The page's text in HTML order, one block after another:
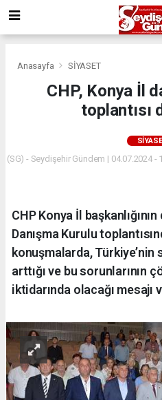
Anasayfa SİYASET
CHP, Konya İl
toplantısı
(SG) - Seydişehir Gündem | 04.07.2024 -
CHP Konya İl
Danışma Kurulu
konuşmalarda, Türkiye’nin
arttığı ve bu sorunlarının
iktidarında olacağı mesajı